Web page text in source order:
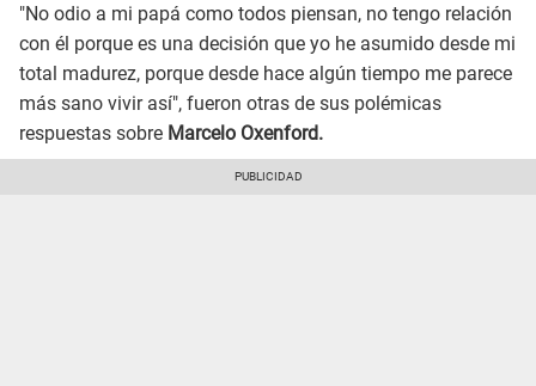
"No odio a mi papá como todos piensan, no tengo relación
con él porque es una decisión que yo he asumido desde mi
total madurez, porque desde hace algún tiempo me parece
más sano vivir así", fueron otras de sus polémicas
respuestas sobre Marcelo Oxenford.